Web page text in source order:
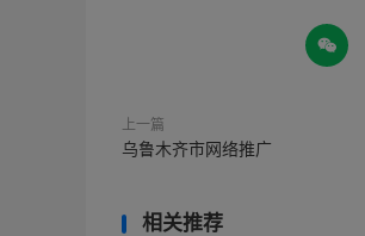

上一篇
乌鲁木齐市网络推广
相关推荐